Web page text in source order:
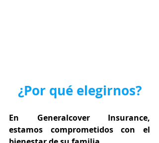
¿Por qué elegirnos?
En Generalcover Insurance,
estamos comprometidos con el